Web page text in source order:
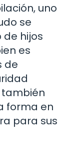
uno
se
hijos
es
de
forma en
para sus